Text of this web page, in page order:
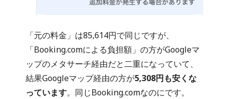
「元の料金」は85,614円で同じですが、
「Booking.comによる負担額」の方がGoogleマ
ップのメタサーチ経由だと二重になっていて、
結果Googleマップ経由の方が5,308円も安くな
っています。同じBooking.comなのにです。